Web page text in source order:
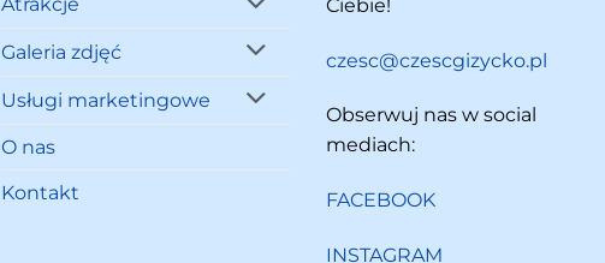
Galeria zdjęć
Usługi marketingowe
O nas
Kontakt
Ciebie!
czesc@czescgizycko.pl
Obserwuj nas w social
mediach:
FACEBOOK
INSTAGRAM